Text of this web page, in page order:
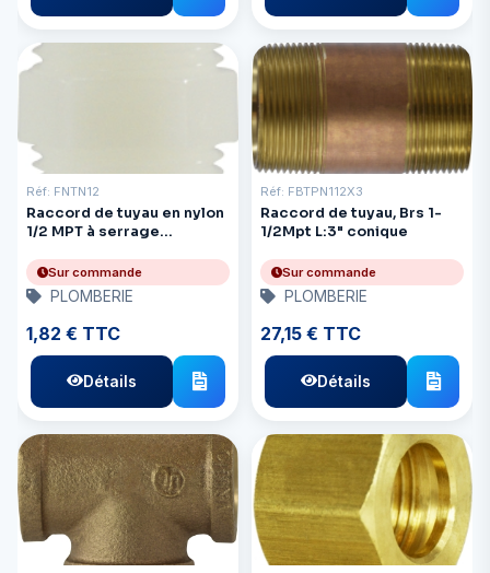
Réf: FNTN12
Raccord de tuyau en nylon
1/2 MPT à serrage
Sur commande
PLOMBERIE
1,82 € TTC
Détails
Réf: FBTPN112X3
Raccord de tuyau, Brs 1-
1/2Mpt L:3" conique
Sur commande
PLOMBERIE
27,15 € TTC
Détails